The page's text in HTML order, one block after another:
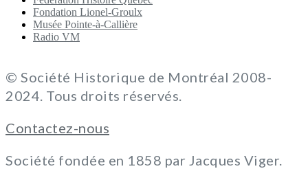
Fondation Lionel-Groulx
Musée Pointe-à-Callière
Radio VM
© Société Historique de Montréal 2008-
2024. Tous droits réservés.
Contactez-nous
Société fondée en 1858 par Jacques Viger.